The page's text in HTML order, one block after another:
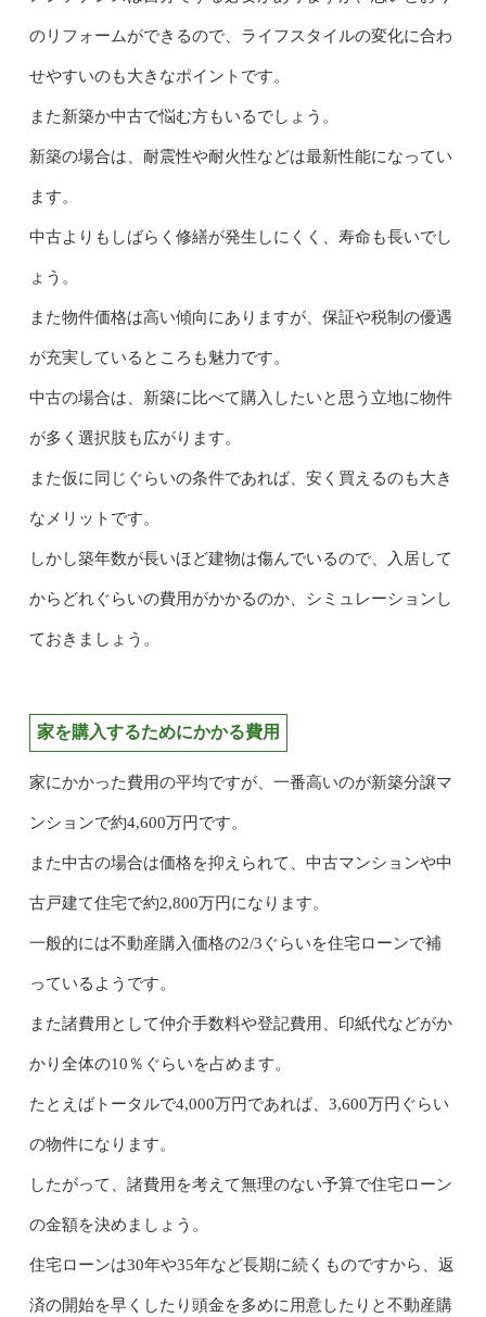
のリフォームができるので、ライフスタイルの変化に合わ
せやすいのも大きなポイントです。
また新築か中古で悩む方もいるでしょう。
新築の場合は、耐震性や耐火性などは最新性能になってい
ます。
中古よりもしばらく修繕が発生しにくく、寿命も長いでし
ょう。
また物件価格は高い傾向にありますが、保証や税制の優遇
が充実しているところも魅力です。
中古の場合は、新築に比べて購入したいと思う立地に物件
が多く選択肢も広がります。
また仮に同じぐらいの条件であれば、安く買えるのも大き
なメリットです。
しかし築年数が長いほど建物は傷んでいるので、入居して
からどれぐらいの費用がかかるのか、シミュレーションし
ておきましょう。
家を購入するためにかかる費用
家にかかった費用の平均ですが、一番高いのが新築分譲マ
ンションで約4,600万円です。
また中古の場合は価格を抑えられて、中古マンションや中
古戸建て住宅で約2,800万円になります。
一般的には不動産購入価格の2/3ぐらいを住宅ローンで補
っているようです。
また諸費用として仲介手数料や登記費用、印紙代などがか
かり全体の10％ぐらいを占めます。
たとえばトータルで4,000万円であれば、3,600万円ぐらい
の物件になります。
したがって、諸費用を考えて無理のない予算で住宅ローン
の金額を決めましょう。
住宅ローンは30年や35年など長期に続くものですから、返
済の開始を早くしたり頭金を多めに用意したりと不動産購